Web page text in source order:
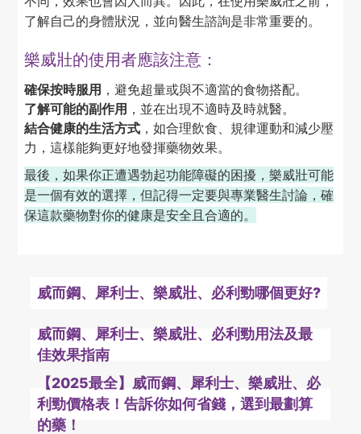
了解自己的身體狀況，並向醫生諮詢是非常重要的。
樂威壯的使用者應該注意：
確保按時服用 ，避免超量或與不適當的食物搭配。
了解可能的副作用 ，並在出現不適時及時就醫。
結合健康的生活方式 ，如合理飲食、規律運動和減少壓
力，這樣能夠更好地發揮藥物效果。
最後，如果你正遭遇勃起功能障礙的困擾，樂威壯可能
是一個有效的選擇，但記得一定要與專業醫生討論，確
保這款藥物對你的健康是安全且合適的。
威而鋼、犀利士、樂威壯、必利勁哪個更好?
威而鋼、犀利士、樂威壯、必利勁用法及最
佳效果指南
【2025最全】威而鋼、犀利士、樂威壯、必
利勁價格表！告訴你如何省錢，選到最劃算
的藥！